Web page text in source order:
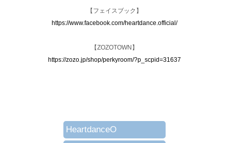
【フェイスブック】
https://www.facebook.com/heartdance.official/
【ZOZOTOWN】
https://zozo.jp/shop/perkyroom/?p_scpid=31637
HeartdanceO